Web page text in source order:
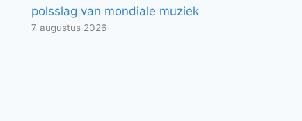
polsslag van mondiale muziek
7 augustus 2026